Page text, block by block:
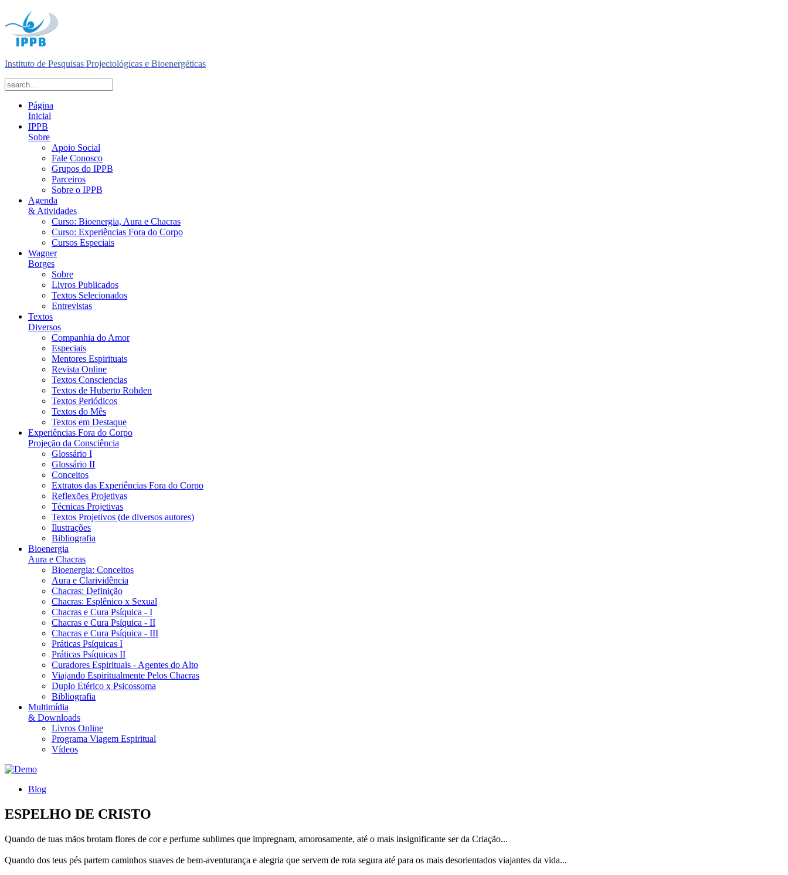
Instituto de Pesquisas Projeciológicas e Bioenergéticas
Página
Inicial
IPPB
Sobre
Apoio Social
Fale Conosco
Grupos do IPPB
Parceiros
Sobre o IPPB
Agenda
& Atividades
Curso: Bioenergia, Aura e Chacras
Curso: Experiências Fora do Corpo
Cursos Especiais
Wagner
Borges
Sobre
Livros Publicados
Textos Selecionados
Entrevistas
Textos
Diversos
Companhia do Amor
Especiais
Mentores Espirituais
Revista Online
Textos Consciencias
Textos de Huberto Rohden
Textos Periódicos
Textos do Mês
Textos em Destaque
Experiências Fora do Corpo
Projeção da Consciência
Glossário I
Glossário II
Conceitos
Extratos das Experiências Fora do Corpo
Reflexões Projetivas
Técnicas Projetivas
Textos Projetivos (de diversos autores)
Ilustrações
Bibliografia
Bioenergia
Aura e Chacras
Bioenergia: Conceitos
Aura e Clarividência
Chacras: Definição
Chacras: Esplênico x Sexual
Chacras e Cura Psíquica - I
Chacras e Cura Psíquica - II
Chacras e Cura Psíquica - III
Práticas Psíquicas I
Práticas Psíquicas II
Curadores Espirituais - Agentes do Alto
Viajando Espiritualmente Pelos Chacras
Duplo Etérico x Psicossoma
Bibliografia
Multimídia
& Downloads
Livros Online
Programa Viagem Espiritual
Vídeos
Blog
ESPELHO DE CRISTO
Quando de tuas mãos brotam flores de cor e perfume sublimes que impregnam, amorosamente, até o mais insignificante ser da Criação...
Quando dos teus pés partem caminhos suaves de bem-aventurança e alegria que servem de rota segura até para os mais desorientados viajantes da vida...